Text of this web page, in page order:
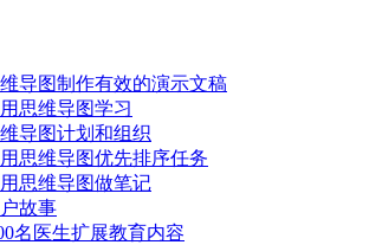
导图制作有效的演示文稿
思维导图学习
导图计划和组织
思维导图优先排序任务
思维导图做笔记
故事
名医生扩展教育内容